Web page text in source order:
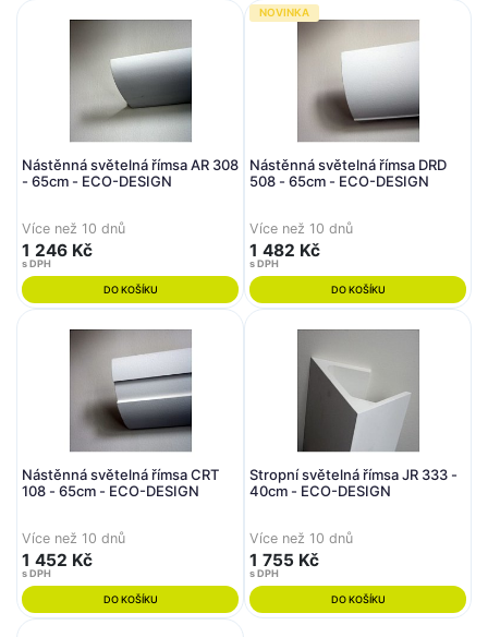
Nástěnná světelná římsa AR 308
- 65cm - ECO-DESIGN
Více než 10 dnů
1 246 Kč
s DPH
DO KOŠÍKU
NOVINKA
Nástěnná světelná římsa DRD
508 - 65cm - ECO-DESIGN
Více než 10 dnů
1 482 Kč
s DPH
DO KOŠÍKU
Nástěnná světelná římsa CRT
108 - 65cm - ECO-DESIGN
Více než 10 dnů
1 452 Kč
s DPH
DO KOŠÍKU
Stropní světelná římsa JR 333 -
40cm - ECO-DESIGN
Více než 10 dnů
1 755 Kč
s DPH
DO KOŠÍKU